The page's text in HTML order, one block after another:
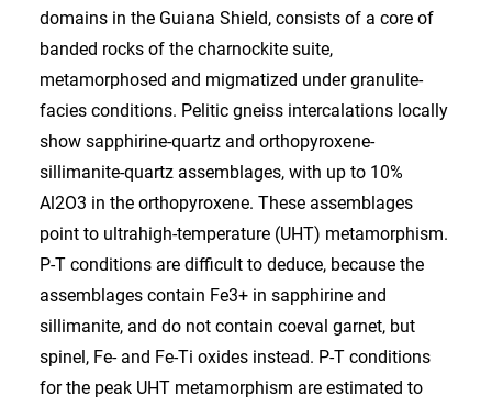
domains in the Guiana Shield, consists of a core of
banded rocks of the charnockite suite,
metamorphosed and migmatized under granulite-
facies conditions. Pelitic gneiss intercalations locally
show sapphirine-quartz and orthopyroxene-
sillimanite-quartz assemblages, with up to 10%
Al2O3 in the orthopyroxene. These assemblages
point to ultrahigh-temperature (UHT) metamorphism.
P-T conditions are difficult to deduce, because the
assemblages contain Fe3+ in sapphirine and
sillimanite, and do not contain coeval garnet, but
spinel, Fe- and Fe-Ti oxides instead. P-T conditions
for the peak UHT metamorphism are estimated to